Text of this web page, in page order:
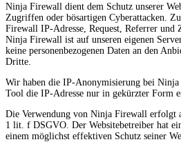
Ninja Firewall dient dem Schutz unserer
Zugriffen oder bösartigen Cyberattacken.
Firewall IP-Adresse, Request, Referrer und
Ninja Firewall ist auf unseren eigenen
keine personenbezogenen Daten an den
Dritte.
Wir haben die IP-Anonymisierung bei
Tool die IP-Adresse nur in gekürzter Form
Die Verwendung von Ninja Firewall erfolgt
1 lit. f DSGVO. Der Websitebetreiber hat
einem möglichst effektiven Schutz seiner